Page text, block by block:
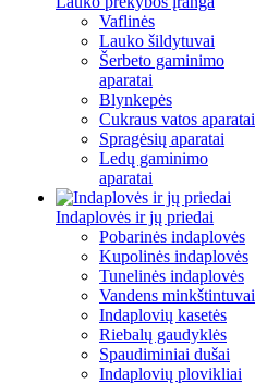
Vaflinės
Lauko šildytuvai
Šerbeto gaminimo
aparatai
Blynkepės
Cukraus vatos aparatai
Spragėsių aparatai
Ledų gaminimo
aparatai
Indaplovės ir jų priedai
Pobarinės indaplovės
Kupolinės indaplovės
Tunelinės indaplovės
Vandens minkštintuvai
Indaplovių kasetės
Riebalų gaudyklės
Spaudiminiai dušai
Indaplovių plovikliai